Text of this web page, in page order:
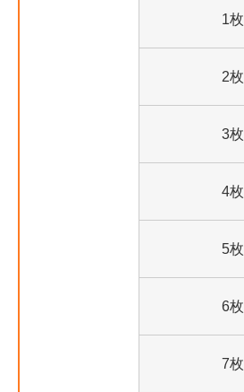
1枚
2枚
3枚
4枚
5枚
6枚
7枚